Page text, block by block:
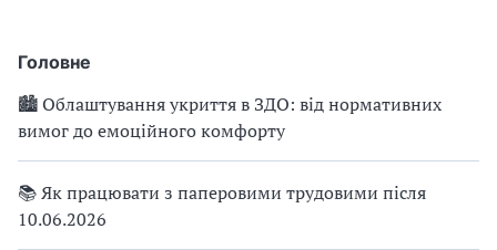
Головне
🏙 Облаштування укриття в ЗДО: від нормативних
вимог до емоційного комфорту
📚 Як працювати з паперовими трудовими після
10.06.2026